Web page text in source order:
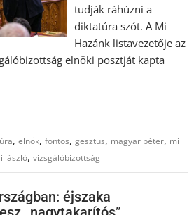
tudják ráhúzni a
diktatúra szót. A Mi
Hazánk listavezetője az
elnöki posztját kapta
,elnök,fontos,gesztus, magyar péter, mi
lászló,vizsgálóbizottság
éjszaka